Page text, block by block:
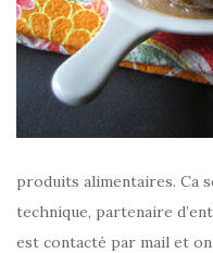
produits alimentaires. Ca
technique, partenaire
est contacté par mail et